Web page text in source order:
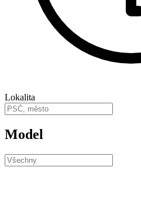
Lokalita
Model